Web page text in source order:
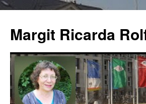
springen
Margit Ricarda